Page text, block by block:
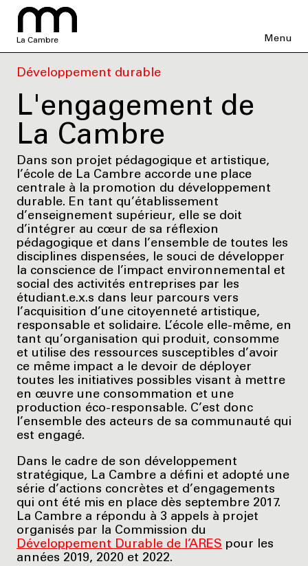
La Cambre Menu
Développement durable
L'engagement de
La Cambre
Dans son projet pédagogique et artistique,
l’école de La Cambre accorde une place
centrale à la promotion du développement
durable. En tant qu’établissement
d’enseignement supérieur, elle se doit
d’intégrer au cœur de sa réflexion
pédagogique et dans l’ensemble de toutes les
disciplines dispensées, le souci de développer
la conscience de l’impact environnemental et
social des activités entreprises par les
étudiant.e.x.s dans leur parcours vers
l’acquisition d’une citoyenneté artistique,
responsable et solidaire. L’école elle-même, en
tant qu’organisation qui produit, consomme
et utilise des ressources susceptibles d’avoir
ce même impact a le devoir de déployer
toutes les initiatives possibles visant à mettre
en œuvre une consommation et une
production éco-responsable. C’est donc
l’ensemble des acteurs de sa communauté qui
est engagé.
Dans le cadre de son développement
stratégique, La Cambre a défini et adopté une
série d’actions concrètes et d’engagements
qui ont été mis en place dès septembre 2017.
La Cambre a répondu à 3 appels à projet
organisés par la Commission du
Développement Durable de l’ARES pour les
années 2019, 2020 et 2022.